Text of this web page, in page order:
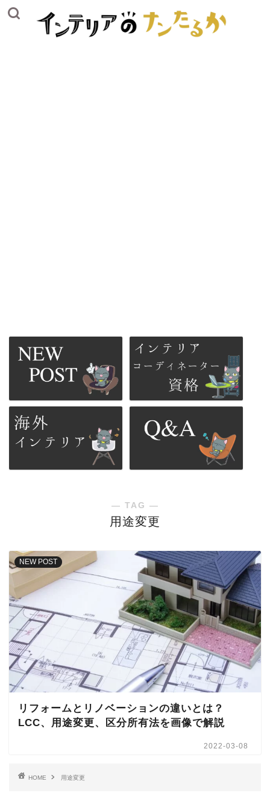
― TAG ―
用途変更
NEW POST
リフォームとリノベーションの違いとは？
LCC、用途変更、区分所有法を画像で解説
2022-03-08
HOME 用途変更